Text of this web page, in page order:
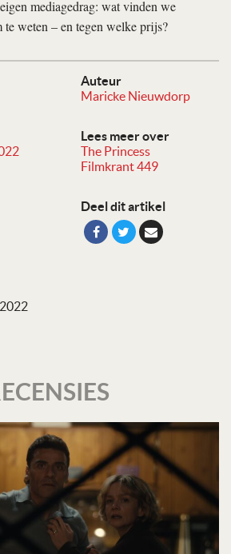
Auteur
Maricke Nieuwdorp
Lees meer over
The Princess
Filmkrant 449
Deel dit artikel
mediagedrag: wat vinden we
weten – en tegen welke prijs?